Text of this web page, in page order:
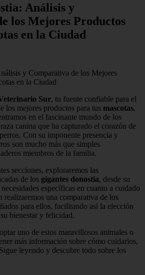
Análisis y
los Mejores Productos
en la Ciudad
Sur, tu fuente confiable para el
los mejores productos para tus mascotas.
en el fascinante mundo de los
canina que ha capturado el corazón de
Con su imponente presencia y
son mucho más que simples
miembros de la familia.
secciones, exploraremos las
de los gigantes donostia, desde su
específicas en cuanto a cuidado
realizaremos una comparativa de los
para ellos, facilitando así la elección
bienestar y felicidad.
uno de estos maravillosos animales o
más información sobre cómo cuidarlos,
leyendo y descubre todo sobre los